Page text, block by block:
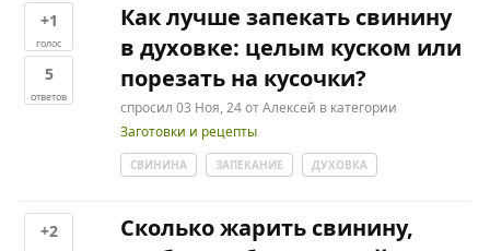
+1
голос
5
ответов
Как лучше запекать свинину
в духовке: целым куском или
порезать на кусочки?
спросил 03 Ноя, 24отАлексей в категории
Заготовки и рецепты
СВИНИНА ЗАПЕКАНИЕ ДУХОВКА
+2
Сколько жарить свинину,